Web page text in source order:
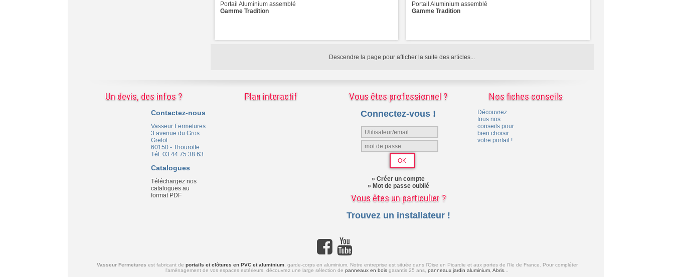
Portail Aluminium assemblé
Gamme Tradition
Portail Aluminium assemblé
Gamme Tradition
Descendre la page pour afficher la suite des articles...
Un devis, des infos ?
Contactez-nous
Vasseur Fermetures
3 avenue du Gros
Grelot
60150 - Thourotte
Tél. 03 44 75 38 63
Catalogues
Téléchargez nos
catalogues au
format PDF
Plan interactif Vous êtes professionnel ?
Connectez-vous !
» Créer un compte
» Mot de passe oublié
Vous êtes un particulier ?
Trouvez un installateur !
Nos fiches conseils
Découvrez
tous nos
conseils pour
bien choisir
votre portail !
Vasseur Fermetures est fabricant de portails et clôtures en PVC et aluminium, garde-corps en aluminium. Notre entreprise est située dans l'Oise en Picardie et aux portes de l'Ile de France. Pour compléter
l'aménagement de vos espaces extérieurs, découvrez une large sélection de panneaux en bois garantis 25 ans, panneaux jardin aluminium, Abris...